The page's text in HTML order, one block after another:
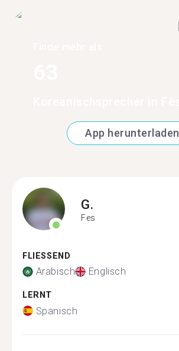
App herunterladen
G.
Fes
FLIESSEND
Arabisch Englisch
LERNT
Spanisch